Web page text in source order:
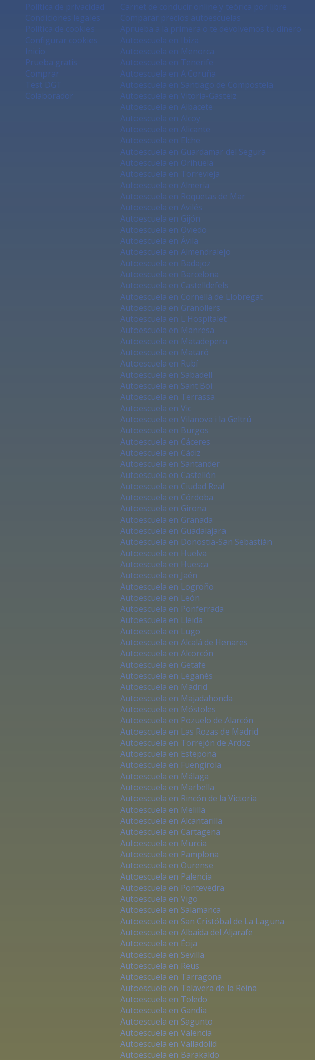
Política de privacidad
Condiciones legales
Política de cookies
Configurar cookies
Inicio
Prueba gratis
Comprar
Test DGT
Colaborador
Carnet de conducir online y teórica por libre
Comparar precios autoescuelas
Aprueba a la primera o te devolvemos tu dinero
Autoescuela en Ibiza
Autoescuela en Menorca
Autoescuela en Tenerife
Autoescuela en A Coruña
Autoescuela en Santiago de Compostela
Autoescuela en Vitoria-Gasteiz
Autoescuela en Albacete
Autoescuela en Alcoy
Autoescuela en Alicante
Autoescuela en Elche
Autoescuela en Guardamar del Segura
Autoescuela en Orihuela
Autoescuela en Torrevieja
Autoescuela en Almería
Autoescuela en Roquetas de Mar
Autoescuela en Avilés
Autoescuela en Gijón
Autoescuela en Oviedo
Autoescuela en Ávila
Autoescuela en Almendralejo
Autoescuela en Badajoz
Autoescuela en Barcelona
Autoescuela en Castelldefels
Autoescuela en Cornellà de Llobregat
Autoescuela en Granollers
Autoescuela en L'Hospitalet
Autoescuela en Manresa
Autoescuela en Matadepera
Autoescuela en Mataró
Autoescuela en Rubí
Autoescuela en Sabadell
Autoescuela en Sant Boi
Autoescuela en Terrassa
Autoescuela en Vic
Autoescuela en Vilanova i la Geltrú
Autoescuela en Burgos
Autoescuela en Cáceres
Autoescuela en Cádiz
Autoescuela en Santander
Autoescuela en Castellón
Autoescuela en Ciudad Real
Autoescuela en Córdoba
Autoescuela en Girona
Autoescuela en Granada
Autoescuela en Guadalajara
Autoescuela en Donostia-San Sebastián
Autoescuela en Huelva
Autoescuela en Huesca
Autoescuela en Jaén
Autoescuela en Logroño
Autoescuela en León
Autoescuela en Ponferrada
Autoescuela en Lleida
Autoescuela en Lugo
Autoescuela en Alcalá de Henares
Autoescuela en Alcorcón
Autoescuela en Getafe
Autoescuela en Leganés
Autoescuela en Madrid
Autoescuela en Majadahonda
Autoescuela en Móstoles
Autoescuela en Pozuelo de Alarcón
Autoescuela en Las Rozas de Madrid
Autoescuela en Torrejón de Ardoz
Autoescuela en Estepona
Autoescuela en Fuengirola
Autoescuela en Málaga
Autoescuela en Marbella
Autoescuela en Rincón de la Victoria
Autoescuela en Melilla
Autoescuela en Alcantarilla
Autoescuela en Cartagena
Autoescuela en Murcia
Autoescuela en Pamplona
Autoescuela en Ourense
Autoescuela en Palencia
Autoescuela en Pontevedra
Autoescuela en Vigo
Autoescuela en Salamanca
Autoescuela en San Cristóbal de La Laguna
Autoescuela en Albaida del Aljarafe
Autoescuela en Écija
Autoescuela en Sevilla
Autoescuela en Reus
Autoescuela en Tarragona
Autoescuela en Talavera de la Reina
Autoescuela en Toledo
Autoescuela en Gandia
Autoescuela en Sagunto
Autoescuela en Valencia
Autoescuela en Valladolid
Autoescuela en Barakaldo